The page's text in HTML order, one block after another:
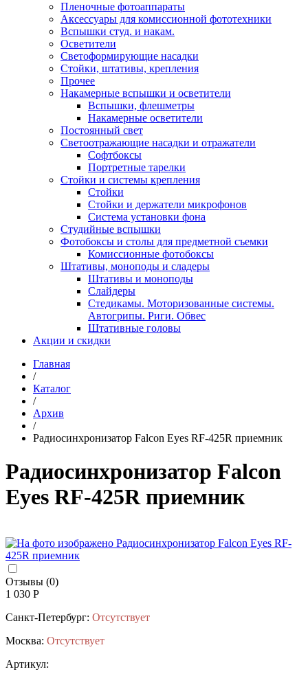
Пленочные фотоаппараты
Аксессуары для комиссионной фототехники
Вспышки студ. и накам.
Осветители
Светоформирующие насадки
Стойки, штативы, крепления
Прочее
Накамерные вспышки и осветители
Вспышки, флешметры
Накамерные осветители
Постоянный свет
Светоотражающие насадки и отражатели
Софтбоксы
Портретные тарелки
Стойки и системы крепления
Стойки
Стойки и держатели микрофонов
Система установки фона
Студийные вспышки
Фотобоксы и столы для предметной съемки
Комиссионные фотобоксы
Штативы, моноподы и сладеры
Штативы и моноподы
Слайдеры
Стедикамы. Моторизованные системы.
Автогрипы. Риги. Обвес
Штативные головы
Акции и скидки
Главная
/
Каталог
/
Архив
/
Радиосинхронизатор Falcon Eyes RF-425R приемник
Радиосинхронизатор Falcon
Eyes RF-425R приемник
Отзывы (0)
1 030 Р
Санкт-Петербург: Отсутствует
Москва: Отсутствует
Артикул: